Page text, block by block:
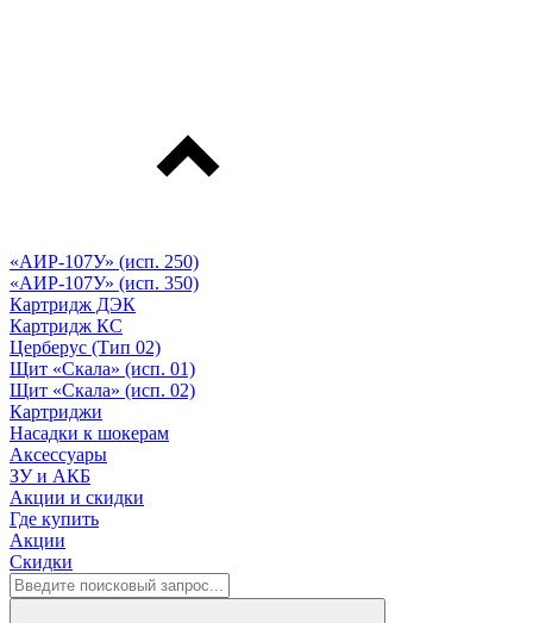
«АИР-107У» (исп. 250)
«АИР-107У» (исп. 350)
Картридж ДЭК
Картридж КС
Церберус (Тип 02)
Щит «Скала» (исп. 01)
Щит «Скала» (исп. 02)
Картриджи
Насадки к шокерам
Аксессуары
ЗУ и АКБ
Акции и скидки
Где купить
Акции
Скидки